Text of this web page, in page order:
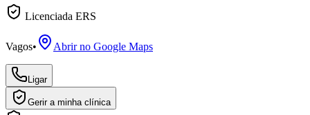
Licenciada ERS
Vagos• Abrir no Google Maps
Ligar
Gerir a minha clínica